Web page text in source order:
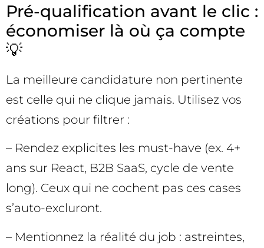
Pré-qualification avant le clic :
économiser là où ça compte
💡
La meilleure candidature non pertinente
est celle qui ne clique jamais. Utilisez vos
créations pour filtrer :
– Rendez explicites les must-have (ex. 4+
ans sur React, B2B SaaS, cycle de vente
long). Ceux qui ne cochent pas ces cases
s’auto-excluront.
– Mentionnez la réalité du job : astreintes,